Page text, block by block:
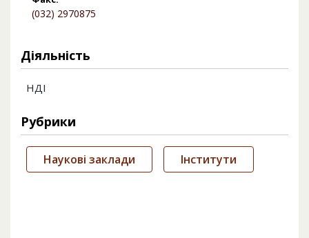
(032) 2970875
Діяльність
НДІ
Рубрики
Наукові заклади Інститути